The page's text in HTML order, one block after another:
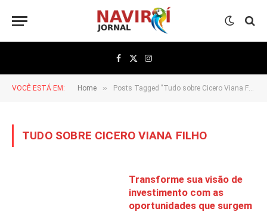
Facebook
X
(Twitter)
Instagram
VOCÊ ESTÁ EM: Home » Posts Tagged "Tudo sobre Cicero Viana Filho"
TUDO SOBRE CICERO VIANA FILHO
Transforme sua visão de
investimento com as
oportunidades que surgem